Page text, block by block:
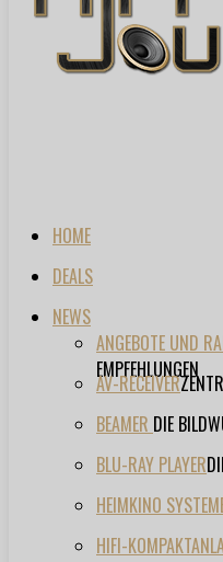
HOME
DEALS
NEWS
ANGEBOTE UND
EMPFEHLUNGEN
AV-RECEIVER
BEAMER DIE
BLU-RAY PLAYER
HEIMKINO
HIFI-